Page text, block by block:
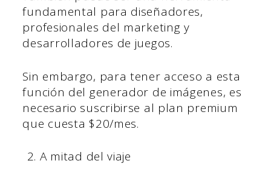
fundamental para diseñadores,
profesionales del marketing y
desarrolladores de juegos.
Sin embargo, para tener acceso a esta
función del generador de imágenes, es
necesario suscribirse al plan premium
que cuesta $20/mes.
A mitad del viaje